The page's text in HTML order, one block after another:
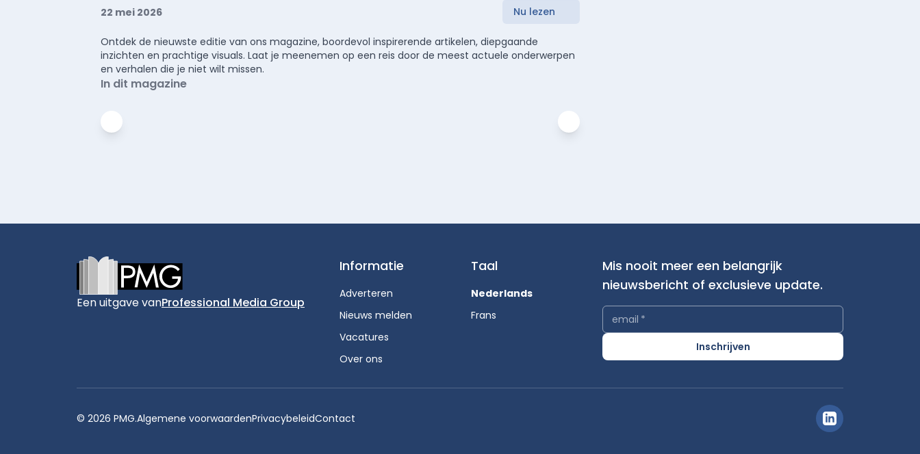
22 mei 2026 Nu lezen
Ontdek de nieuwste editie van ons magazine, boordevol inspirerende artikelen, diepgaande
inzichten en prachtige visuals. Laat je meenemen op een reis door de meest actuele onderwerpen
en verhalen die je niet wilt missen.
In dit magazine
Een uitgave vanProfessional Media Group
Informatie
Adverteren
Nieuws melden
Vacatures
Over ons
Taal
Nederlands
Frans
Mis nooit meer een belangrijk
nieuwsbericht of exclusieve update.
email *
Inschrijven
© 2026 PMG.Algemene voorwaardenPrivacybeleidContact